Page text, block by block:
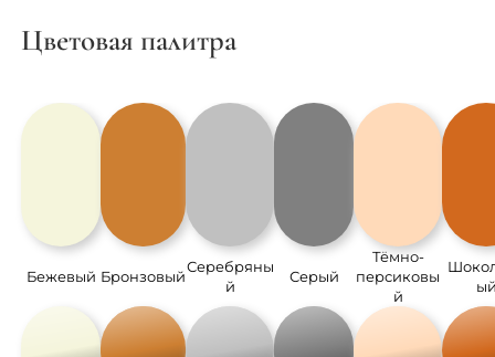
Цветовая палитра
Бежевый Бронзовый
Серебряны
й
Серый
Тёмно-
персиковы
й